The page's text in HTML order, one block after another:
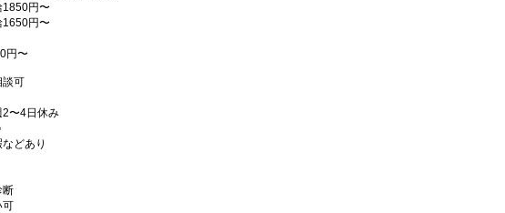
1850円〜
1650円〜
円〜
可
2〜4日休み
どあり
断
可